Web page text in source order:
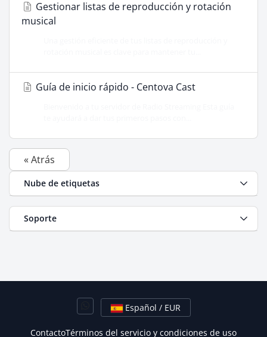
Gestionar listas de reproducción y rotación
musical
Guía de inicio rápido - Centova Cast
« Atrás
Nube de etiquetas
Soporte
Español / EUR
ContactoTérminos del servicio y condiciones de uso